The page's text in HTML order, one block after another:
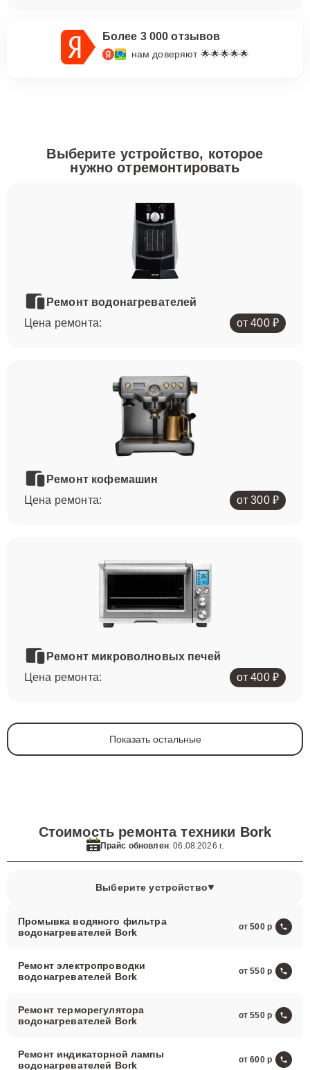
Более 3 000 отзывов
нам доверяют 🌟🌟🌟🌟🌟
Выберите устройство, которое
нужноотремонтировать
Ремонт водонагревателей
Цена ремонта:
от 400 ₽
Ремонт кофемашин
Цена ремонта:
от 300 ₽
Ремонт микроволновых печей
Цена ремонта:
от 400 ₽
Показать остальные
Стоимость ремонта техники Bork
Прайс обновлен: 06.08.2026 г.
Выберите устройство
Промывка водяного фильтра
водонагревателей Bork
от 500
Ремонт электропроводки
водонагревателей Bork
от 550
Ремонт терморегулятора
водонагревателей Bork
от 550
Ремонт индикаторной лампы
водонагревателей Bork
от 600